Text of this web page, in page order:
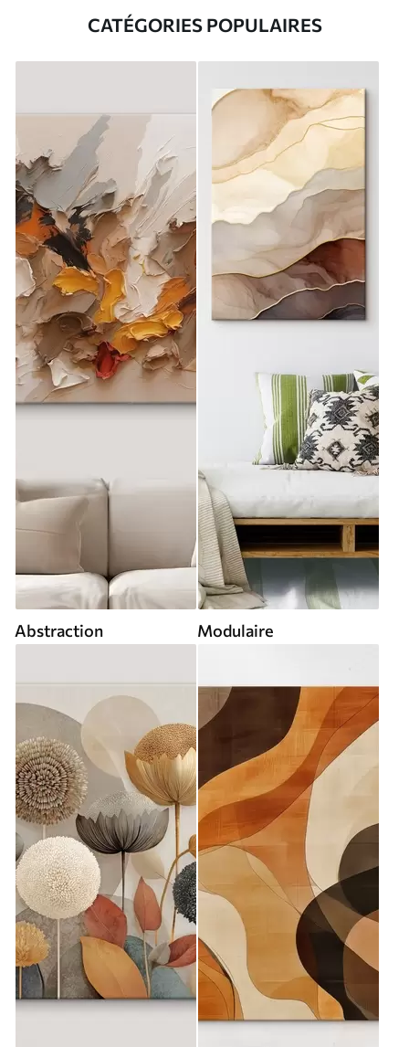
CATÉGORIES POPULAIRES
Abstraction Modulaire